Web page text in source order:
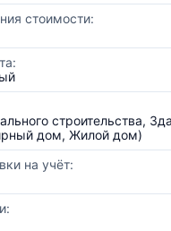
стоимости:
строительства,
дом, Жилой дом)
на учёт: